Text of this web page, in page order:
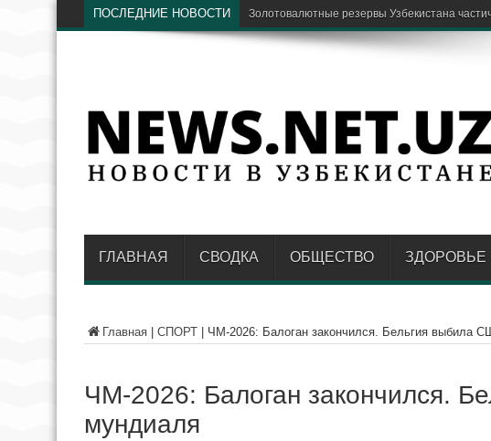
ПОСЛЕДНИЕ НОВОСТИ В Узбекистане хотят восстановить
ГЛАВНАЯ СВОДКА ОБЩЕСТВО ЗДОРОВЬЕ
Главная СПОРТ ЧМ-2026: Балоган закончился. Бельгия выбила
ЧМ-2026: Балоган закончился.
мундиаля